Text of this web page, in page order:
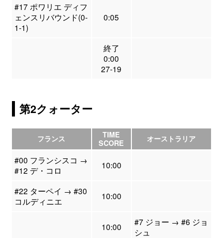
#17 ポワリエ ディフ
ェンスリバウンド(0-
1-1)
0:05
終了
0:00
27-19
第2クォーター
フランス
TIME
SCORE
オーストラリア
#00 フランシスコ →
#12 デ・コロ
10:00
#22 ターペイ → #30
コルディニエ
10:00
10:00
#7 ジョー → #6 ジョ
シュ